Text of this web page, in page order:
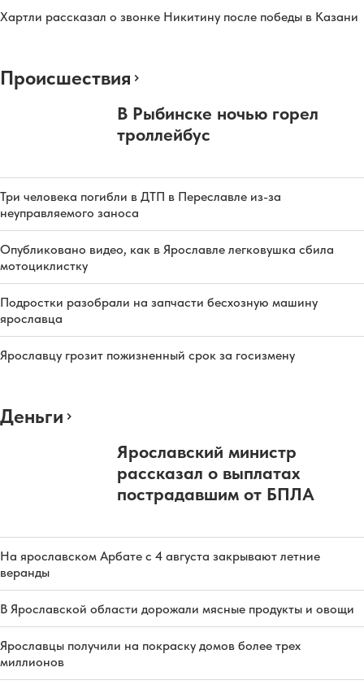
Хартли рассказал о звонке Никитину после победы в Казани
Происшествия
В Рыбинске ночью горел
троллейбус
Три человека погибли в ДТП в Переславле из-за
неуправляемого заноса
Опубликовано видео, как в Ярославле легковушка сбила
мотоциклистку
Подростки разобрали на запчасти бесхозную машину
ярославца
Ярославцу грозит пожизненный срок за госизмену
Деньги
Ярославский министр
рассказал о выплатах
пострадавшим от БПЛА
На ярославском Арбате с 4 августа закрывают летние
веранды
В Ярославской области дорожали мясные продукты и овощи
Ярославцы получили на покраску домов более трех
миллионов